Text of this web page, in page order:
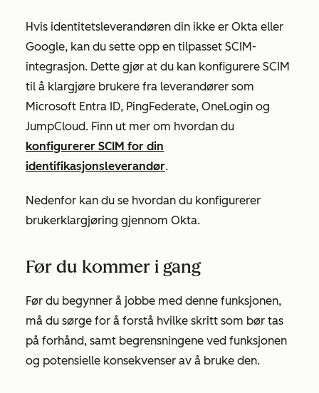
Hvis identitetsleverandøren din ikke er Okta eller
Google, kan du sette opp en tilpasset SCIM-
integrasjon. Dette gjør at du kan konfigurere SCIM
til å klargjøre brukere fra leverandører som
Microsoft Entra ID, PingFederate, OneLogin og
JumpCloud. Finn ut mer om hvordan du
konfigurerer SCIM for din
identifikasjonsleverandør.
Nedenfor kan du se hvordan du konfigurerer
brukerklargjøring gjennom Okta.
Før du kommer i gang
Før du begynner å jobbe med denne funksjonen,
må du sørge for å forstå hvilke skritt som bør tas
på forhånd, samt begrensningene ved funksjonen
og potensielle konsekvenser av å bruke den.